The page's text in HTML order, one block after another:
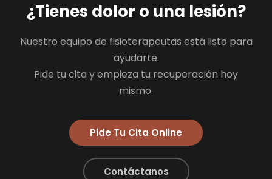
¿Tienes dolor o una lesión?
Nuestro equipo de fisioterapeutas está listo para
ayudarte.
Pide tu cita y empieza tu recuperación hoy
mismo.
Pide Tu Cita Online
Contáctanos